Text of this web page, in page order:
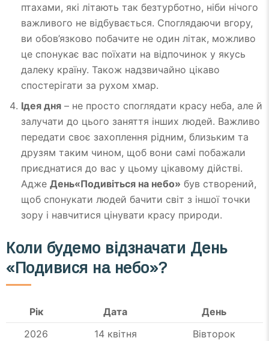
птахами, які літають так безтурботно, ніби нічого
важливого не відбувається. Споглядаючи вгору,
ви обов’язково побачите не один літак, можливо
це спонукає вас поїхати на відпочинок у якусь
далеку країну. Також надзвичайно цікаво
спостерігати за рухом хмар.
Ідея дня – не просто споглядати красу неба, але й
залучати до цього заняття інших людей. Важливо
передати своє захоплення рідним, близьким та
друзям таким чином, щоб вони самі побажали
приєднатися до вас у цьому цікавому дійстві.
Адже День«Подивіться на небо» був створений,
щоб спонукати людей бачити світ з іншої точки
зору і навчитися цінувати красу природи.
Коли будемо відзначати День
«Подивися на небо»?
Рік Дата
День
2026
14 квітня
Вівторок